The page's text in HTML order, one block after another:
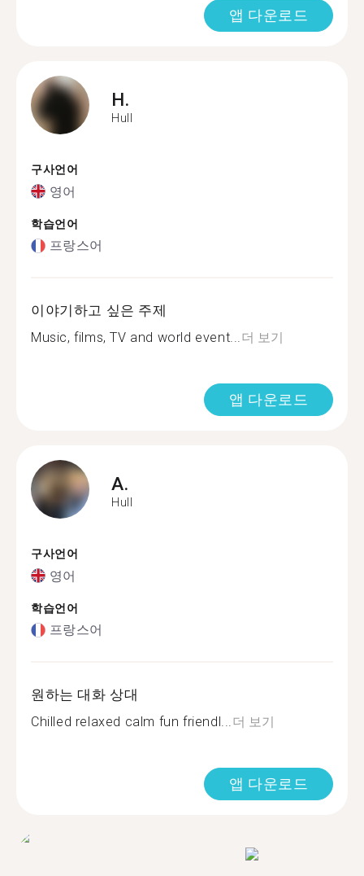
앱 다운로드
H.
Hull
구사언어
영어
학습언어
프랑스어
이야기하고 싶은 주제
Music, films, TV and world event...더 보기
앱 다운로드
A.
Hull
구사언어
영어
학습언어
프랑스어
원하는 대화 상대
Chilled relaxed calm fun friendl...더 보기
앱 다운로드